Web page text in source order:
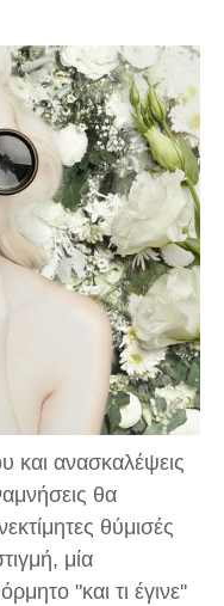
και ανασκαλέψεις
θα
θύμισές
μία
"και τι έγινε''